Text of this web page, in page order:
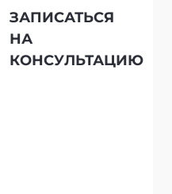
ЗАПИСАТЬСЯ
НА
КОНСУЛЬТАЦИЮ